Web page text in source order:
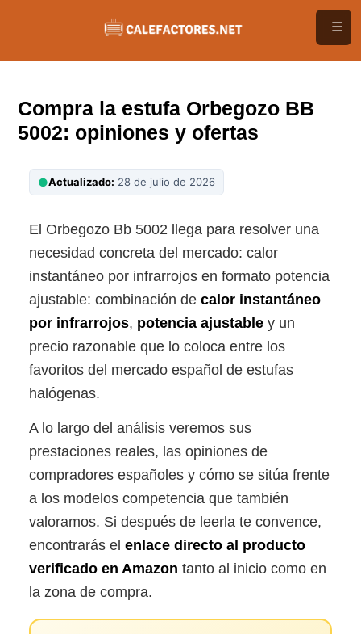
Compra la estufa Orbegozo BB
5002: opiniones y ofertas
●Actualizado: 28 de julio de 2026
El Orbegozo Bb 5002 llega para resolver una
necesidad concreta del mercado: calor
instantáneo por infrarrojos en formato potencia
ajustable: combinación de calor instantáneo
por infrarrojos, potencia ajustabley un
precio razonable que lo coloca entre los
favoritos del mercado español de estufas
halógenas.
A lo largo del análisis veremos sus
prestaciones reales, las opiniones de
compradores españoles y cómo se sitúa frente
a los modelos competencia que también
valoramos. Si después de leerla te convence,
encontrarás el enlace directo al producto
verificado en Amazon tanto al inicio como en
la zona de compra.
☰